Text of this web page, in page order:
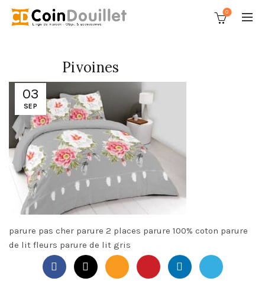
0
03
SEP
Pivoines
parure pas cher parure 2 places parure 100% coton parure
de lit fleurs parure de lit gris